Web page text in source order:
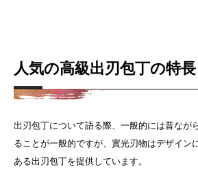
人気の高級出刃包丁の特長
出刃包丁について語る際、一般的には昔なが
ることが一般的ですが、實光刃物はデザイン
ある出刃包丁を提供しています。